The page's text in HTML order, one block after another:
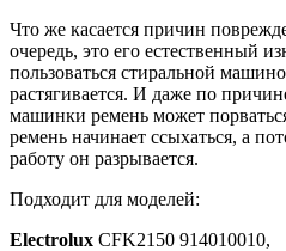
Что же касается причин
очередь, это его естественный
пользоваться стиральной
растягивается. И даже по
машинки ремень может
ремень начинает ссыхаться, а
работу он разрывается.
Подходит для моделей:
Electrolux CFK2150 914010010,